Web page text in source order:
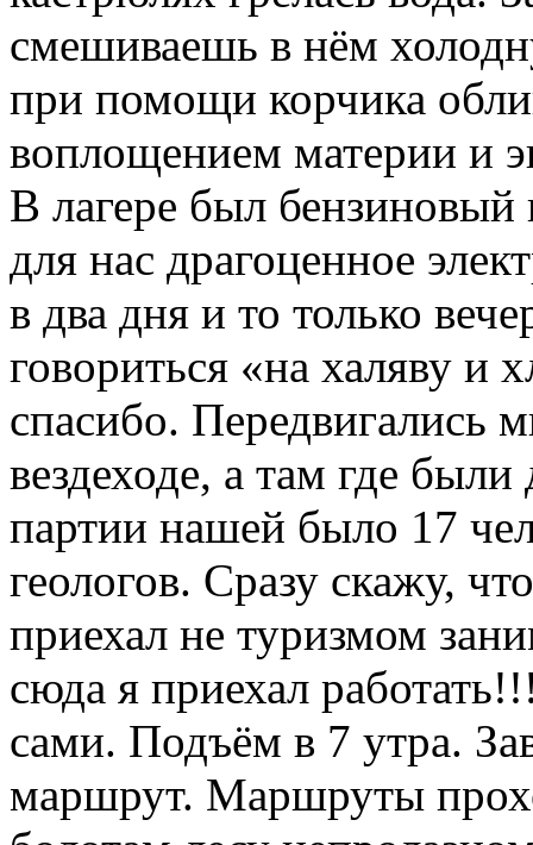
смешиваешь в нём
при помощи корчика
воплощением материи и
В лагере был бензиновый
для нас драгоценное
в два дня и то только
говориться «на халяву и
спасибо. Передвигались
вездеходе, а там где
партии нашей было 17
геологов. Сразу скажу,
приехал не туризмом
сюда я приехал
сами. Подъём в 7 утра.
маршрут. Маршруты